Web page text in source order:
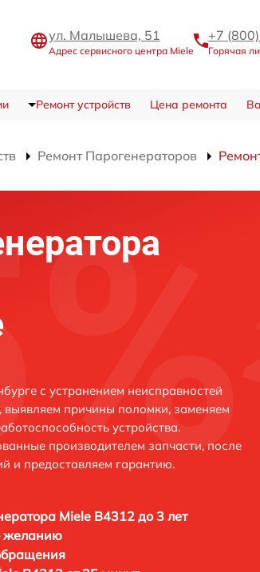
ул. Малышева, 51
Адрес сервисного центра Miele
+7
Горячая
Ремонт устройств Цена ремонта
Ремонт Парогенераторов
с устранением неисправностей
причины поломки, заменяем
устройства.
производителем запчасти, после
и предоставляем гарантию.
Miele B4312 до 3 лет
желанию